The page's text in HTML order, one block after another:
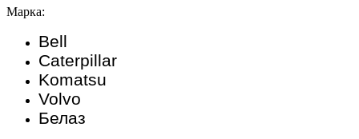
Марка:
Bell
Caterpillar
Komatsu
Volvo
Белаз